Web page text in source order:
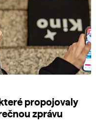
propojovaly
zprávu